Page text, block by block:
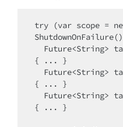
try (var scope =
{ ... }
{ ... }
{ ... }